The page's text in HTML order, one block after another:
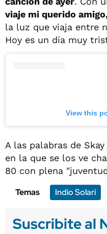
viaje mi querido
la luz que viaja entre
Hoy es un día muy
View this
A las palabras de
en la que se los ve
80 con plena
Temas
Indio Solari
Suscribite al